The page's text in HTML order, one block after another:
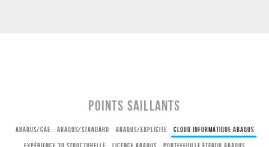
Points saillants
ABAQUS/CAE ABAQUS/STANDARD ABAQUS/EXPLICITE Cloud informatique ABAQUS
Expérience 3D structurelle LICENCE ABAQUS PORTEFEUILLE ÉTENDU ABAQUS